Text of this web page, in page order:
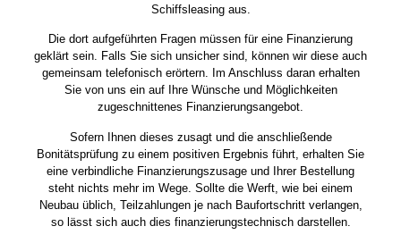
Schiffsleasing aus.
Die dort aufgeführten Fragen müssen für eine Finanzierung
geklärt sein. Falls Sie sich unsicher sind, können wir diese auch
gemeinsam telefonisch erörtern. Im Anschluss daran erhalten
Sie von uns ein auf Ihre Wünsche und Möglichkeiten
zugeschnittenes Finanzierungsangebot.
Sofern Ihnen dieses zusagt und die anschließende
Bonitätsprüfung zu einem positiven Ergebnis führt, erhalten Sie
eine verbindliche Finanzierungszusage und Ihrer Bestellung
steht nichts mehr im Wege. Sollte die Werft, wie bei einem
Neubau üblich, Teilzahlungen je nach Baufortschritt verlangen,
so lässt sich auch dies finanzierungstechnisch darstellen.